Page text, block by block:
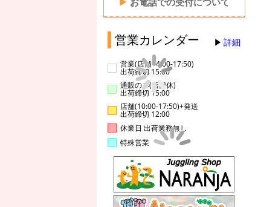
営業カレンダー 詳細
営業(店舗14:00-17:50)
出荷締切 15:00
通販のみ(店舗休)
出荷締切 15:00
店舗(10:00-17:50)+発送
出荷締切 12:00
休業日 出荷業務無し
特殊営業